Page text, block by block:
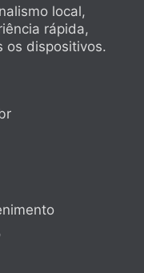
local,
rápida,
os dispositivos.